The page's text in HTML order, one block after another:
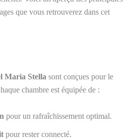
que vous retrouverez dans cet
Maria Stella sont conçues pour le
chambre est équipée de :
pour un rafraîchissement optimal.
pour rester connecté.